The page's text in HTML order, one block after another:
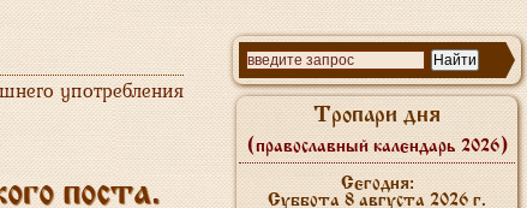
употребления
поста.
Тропари дня
(православный календарь 2026)
Сегодня:
Суббота 8 августа 2026 г.